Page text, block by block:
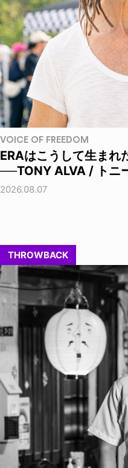
VOICE OF FREEDOM
ERAはこうして生まれ
──TONY ALVA / トニ
2026.08.07
THROWBACK